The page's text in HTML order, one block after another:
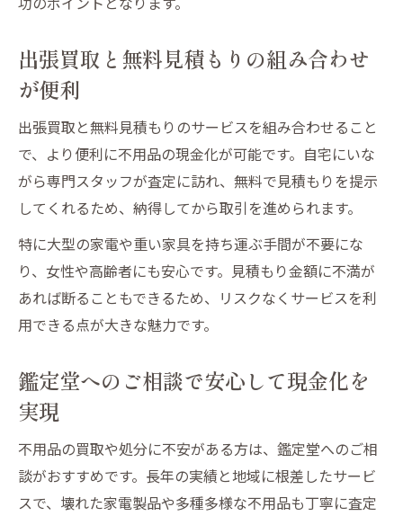
出張買取と無料見積もりの組み合わせ
が便利
出張買取と無料見積もりのサービスを組み合わせること
で、より便利に不用品の現金化が可能です。自宅にいな
がら専門スタッフが査定に訪れ、無料で見積もりを提示
してくれるため、納得してから取引を進められます。
特に大型の家電や重い家具を持ち運ぶ手間が不要にな
り、女性や高齢者にも安心です。見積もり金額に不満が
あれば断ることもできるため、リスクなくサービスを利
用できる点が大きな魅力です。
鑑定堂へのご相談で安心して現金化を
実現
不用品の買取や処分に不安がある方は、鑑定堂へのご相
談がおすすめです。長年の実績と地域に根差したサービ
スで、壊れた家電製品や多種多様な不用品も丁寧に査定